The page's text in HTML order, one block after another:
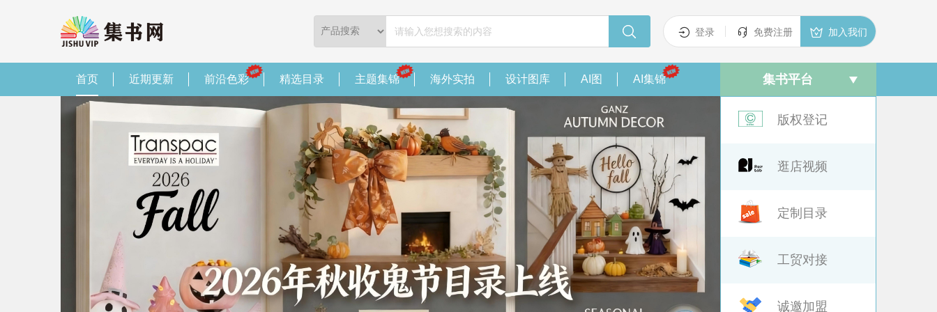
 登录  免费注册  加入我们
集书平台
版权登记
逛店视频
定制目录
工贸对接
诚邀加盟
首页 近期更新 前沿色彩 精选目录 主题集锦 海外实拍 设计图库 AI图 AI集锦